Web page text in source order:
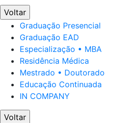
Voltar
Graduação Presencial
Graduação EAD
Especialização • MBA
Residência Médica
Mestrado • Doutorado
Educação Continuada
IN COMPANY
Voltar